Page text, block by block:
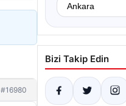
#16980
Bizi Takip Edin